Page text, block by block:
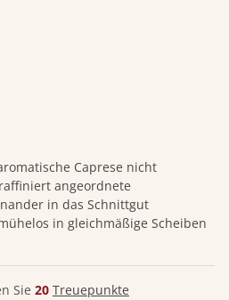
Caprese nicht
angeordnete
in das Schnittgut
in gleichmäßige Scheiben
Sie 20 Treuepunkte